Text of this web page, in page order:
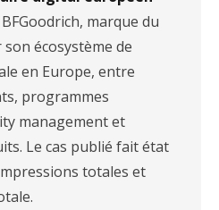
marque du
écosystème de
en Europe, entre
programmes
management et
Le cas publié fait état
totales et